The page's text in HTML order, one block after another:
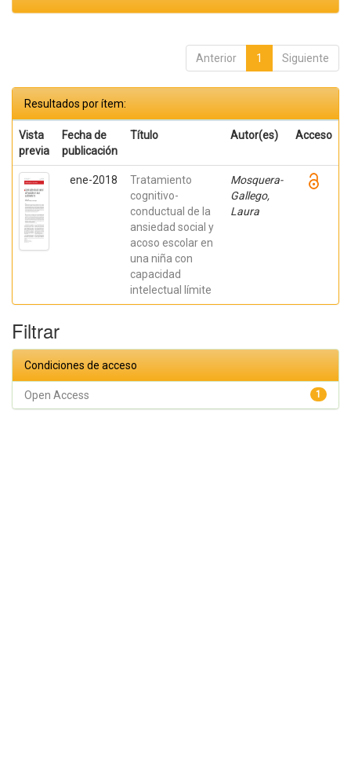
Anterior 1 Siguiente
Resultados por ítem:
Vista
previa
Fecha de
publicación
Título Autor(es) Acceso
ene-2018
Tratamiento
cognitivo-
conductual de la
ansiedad social y
acoso escolar en
una niña con
capacidad
intelectual límite
Mosquera-
Gallego,
Laura
Filtrar
Condiciones de acceso
1
Open Access